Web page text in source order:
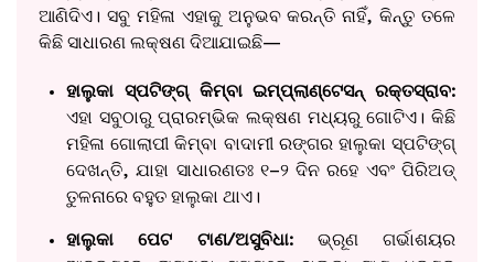
ଆଣିଦିଏ। ସବୁ ମହିଳା ଏହାକୁ ଅନୁଭବ କରନ୍ତି ନାହିଁ, କିନ୍ତୁ ତଳେ
କିଛି ସାଧାରଣ ଲକ୍ଷଣ ଦିଆଯାଇଛି—
ହାଲୁକା ସ୍ପଟିଙ୍ଗ୍ କିମ୍ବା ଇମ୍ପ୍ଲାଣ୍ଟେସନ୍ ରକ୍ତସ୍ରାବ:
ଏହା ସବୁଠାରୁ ପ୍ରାରମ୍ଭିକ ଲକ୍ଷଣ ମଧ୍ୟରୁ ଗୋଟିଏ। କିଛି
ମହିଳା ଗୋଲାପୀ କିମ୍ବା ବାଦାମୀ ରଙ୍ଗର ହାଲୁକା ସ୍ପଟିଙ୍ଗ୍
ଦେଖନ୍ତି, ଯାହା ସାଧାରଣତଃ ୧–୨ ଦିନ ରହେ ଏବଂ ପିରିଅଡ୍
ତୁଳନାରେ ବହୁତ ହାଲୁକା ଥାଏ।
ହାଲୁକା ପେଟ ଟାଣ/ଅସୁବିଧା:ଭ୍ରୂଣ ଗର୍ଭାଶୟର